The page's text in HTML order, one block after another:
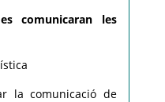
comunicaran les
la comunicació de